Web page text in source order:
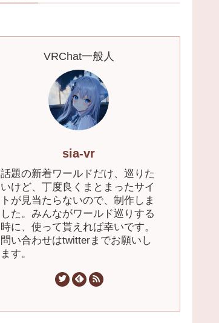
VRChat一般人
sia-vr
話題の新着ワールドだけ、巡りた
いけど、丁度良くまとまったサイ
トが見当たらないので、制作しま
した。みんながワールド巡りする
時に、使って貰えれば幸いです。
問い合わせはtwitterまでお願いし
ます。